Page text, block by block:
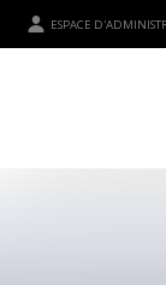
ESPACE